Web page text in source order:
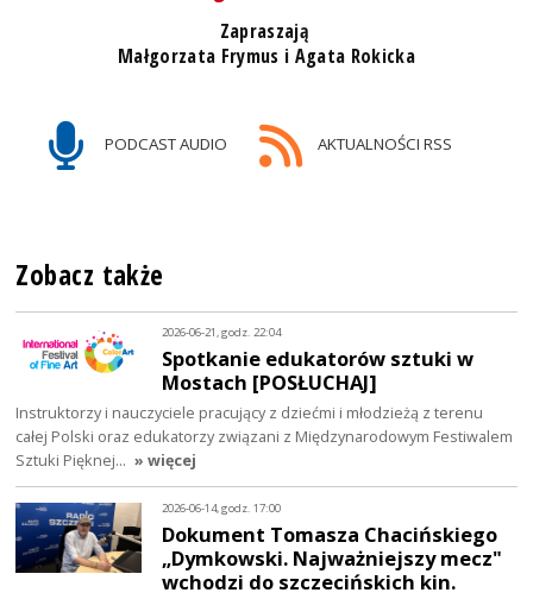
Zapraszają
Małgorzata Frymus i Agata Rokicka
PODCAST AUDIO AKTUALNOŚCI RSS
Zobacz także
2026-06-21, godz. 22:04
Spotkanie edukatorów sztuki w
Mostach [POSŁUCHAJ]
Instruktorzy i nauczyciele pracujący z dziećmi i młodzieżą z terenu
całej Polski oraz edukatorzy związani z Międzynarodowym Festiwalem
Sztuki Pięknej… » więcej
2026-06-14, godz. 17:00
Dokument Tomasza Chacińskiego
„Dymkowski. Najważniejszy mecz"
wchodzi do szczecińskich kin.